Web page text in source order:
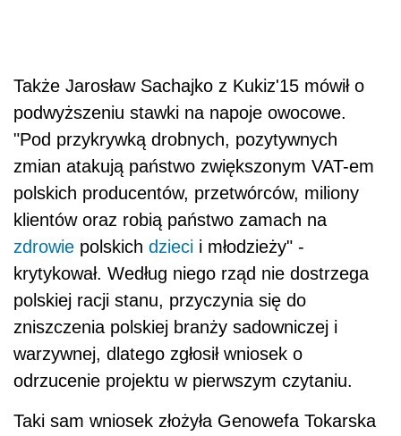
Także Jarosław Sachajko z Kukiz'15 mówił o
podwyższeniu stawki na napoje owocowe.
"Pod przykrywką drobnych, pozytywnych
zmian atakują państwo zwiększonym VAT-em
polskich producentów, przetwórców, miliony
klientów oraz robią państwo zamach na
zdrowie polskich dzieci i młodzieży" -
krytykował. Według niego rząd nie dostrzega
polskiej racji stanu, przyczynia się do
zniszczenia polskiej branży sadowniczej i
warzywnej, dlatego zgłosił wniosek o
odrzucenie projektu w pierwszym czytaniu.
Taki sam wniosek złożyła Genowefa Tokarska